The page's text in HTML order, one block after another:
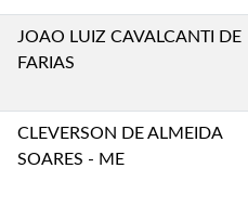
JOAO LUIZ CAVALCANTI DE
FARIAS
CLEVERSON DE ALMEIDA
SOARES - ME